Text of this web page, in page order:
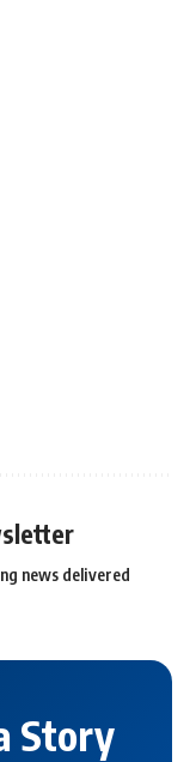
news delivered
Story